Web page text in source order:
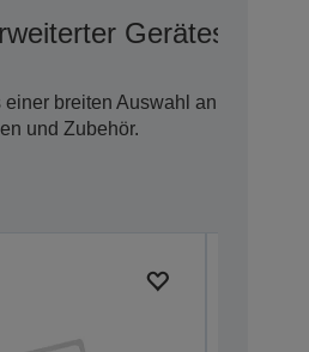
Geräteschutz
breiten Auswahl an
und Zubehör.